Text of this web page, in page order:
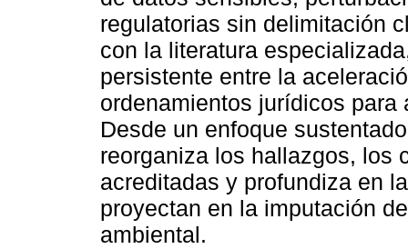
regulatorias sin delimitación
con la literatura
persistente entre la
ordenamientos jurídicos
Desde un enfoque
reorganiza los hallazgos, los
acreditadas y profundiza en
proyectan en la imputación
ambiental.